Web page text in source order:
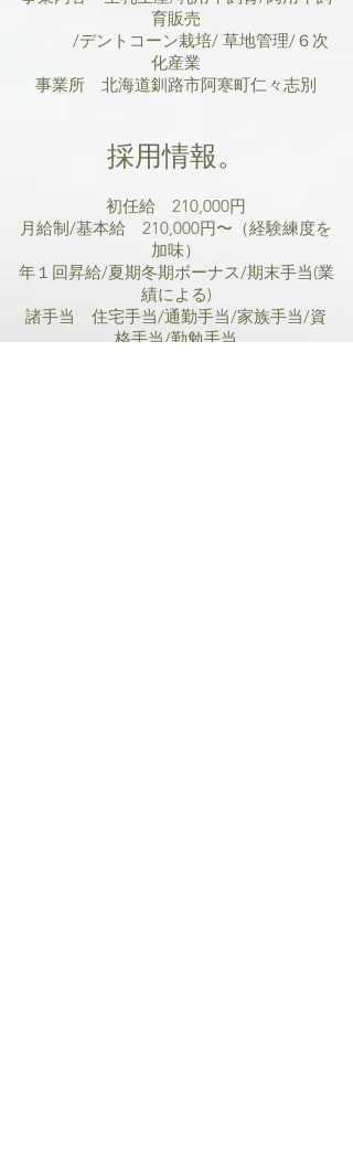
育販売
/デントコーン栽培/ 草地管理/６次
化産業
事業所 北海道釧路市阿寒町仁々志別
採用情報。
初任給 210,000円
月給制/基本給 210,000円〜（経験練度を
加味）
年１回昇給/夏期冬期ボーナス/期末手当(業
績による)
諸手当 住宅手当/通勤手当/家族手当/資
格手当/勤勉手当